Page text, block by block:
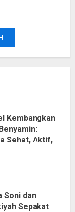
Kembangkan
Sehat, Aktif,
Soni dan
Sepakat